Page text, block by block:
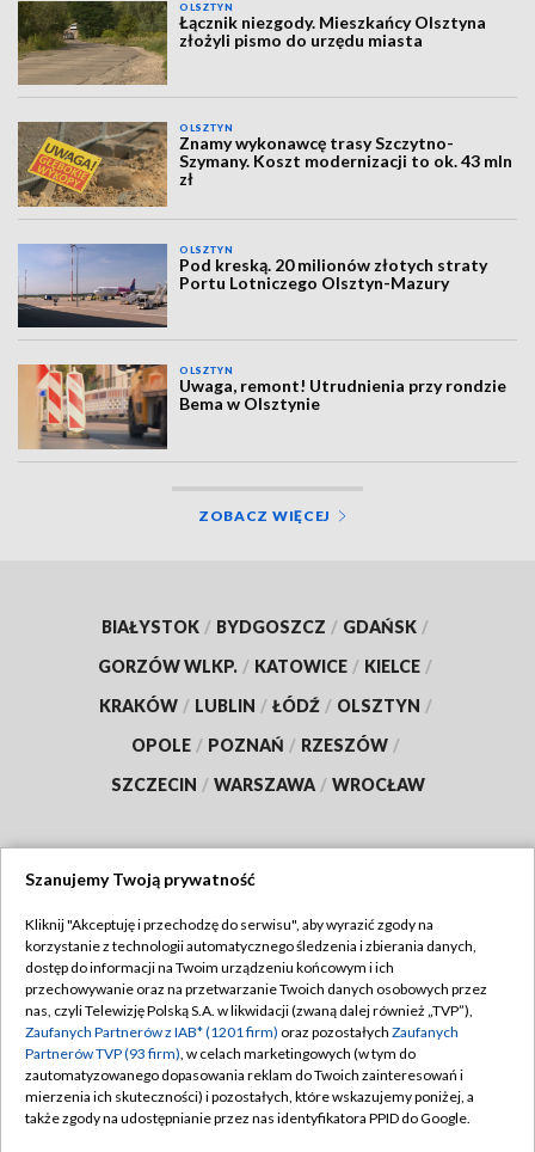
OLSZTYN
Łącznik niezgody. Mieszkańcy Olsztyna
złożyli pismo do urzędu miasta
OLSZTYN
Znamy wykonawcę trasy Szczytno-
Szymany. Koszt modernizacji to ok. 43 mln
zł
OLSZTYN
Pod kreską. 20 milionów złotych straty
Portu Lotniczego Olsztyn-Mazury
OLSZTYN
Uwaga, remont! Utrudnienia przy rondzie
Bema w Olsztynie
ZOBACZ WIĘCEJ
BIAŁYSTOK / BYDGOSZCZ / GDAŃSK /
GORZÓW WLKP. / KATOWICE / KIELCE /
KRAKÓW / LUBLIN / ŁÓDŹ / OLSZTYN /
OPOLE / POZNAŃ / RZESZÓW /
SZCZECIN / WARSZAWA / WROCŁAW
TVP
Abonament TVP
Emisja w TVP
Centrum informacji TVP
Naziemna Telewizja Cyfrowa
Regulamin TVP
Polityka prywatności
Moje zgody
Pomoc
Szanujemy Twoją prywatność
Kliknij "Akceptuję i przechodzę do serwisu", aby wyrazić zgody na
korzystanie z technologii automatycznego śledzenia i zbierania danych,
dostęp do informacji na Twoim urządzeniu końcowym i ich
przechowywanie oraz na przetwarzanie Twoich danych osobowych przez
nas, czyli Telewizję Polską S.A. w likwidacji (zwaną dalej również „TVP”),
Zaufanych Partnerów z IAB* (1201 firm) oraz pozostałych Zaufanych
Partnerów TVP (93 firm), w celach marketingowych (w tym do
zautomatyzowanego dopasowania reklam do Twoich zainteresowań i
mierzenia ich skuteczności) i pozostałych, które wskazujemy poniżej, a
także zgody na udostępnianie przez nas identyfikatora PPID do Google.